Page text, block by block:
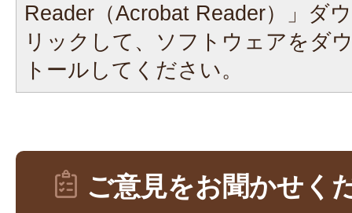
Reader（Acrobat Reader）」ダ
リックして、ソフトウェアをダ
トールしてください。
ご意見をお聞かせく